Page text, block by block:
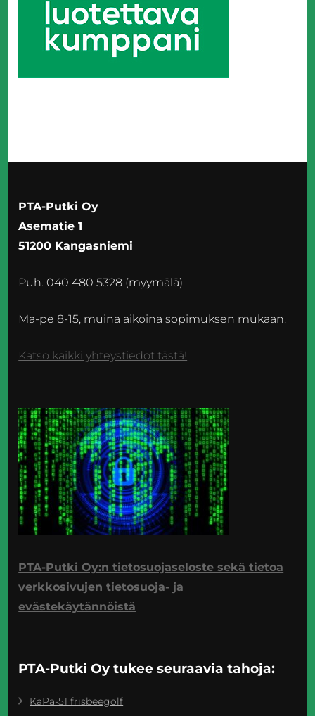
PTA-Putki Oy
Asematie 1
51200 Kangasniemi
Puh. 040 480 5328 (myymälä)
Ma-pe 8-15, muina aikoina sopimuksen mukaan.
Katso kaikki yhteystiedot tästä!
PTA-Putki Oy:n tietosuojaseloste sekä tietoa
verkkosivujen tietosuoja- ja
evästekäytännöistä
PTA-Putki Oy tukee seuraavia tahoja:
KaPa-51 frisbeegolf